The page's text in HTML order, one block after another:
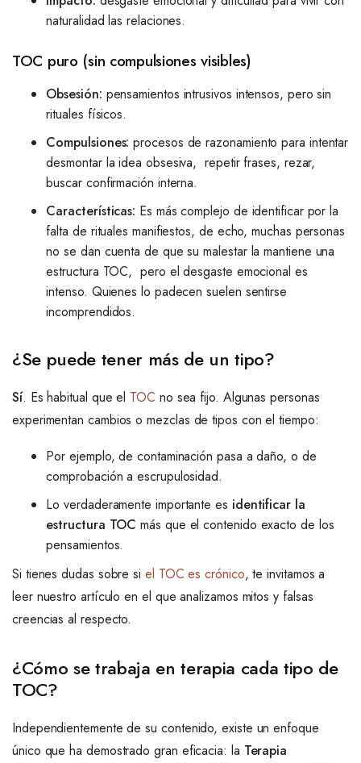
naturalidad las relaciones.
TOC puro (sin compulsiones visibles)
Obsesión: pensamientos intrusivos intensos, pero sin
rituales físicos.
Compulsiones: procesos de razonamiento para intentar
desmontar la idea obsesiva, repetir frases, rezar,
buscar confirmación interna.
Características: Es más complejo de identificar por la
falta de rituales manifiestos, de echo, muchas personas
no se dan cuenta de que su malestar la mantiene una
estructura TOC, pero el desgaste emocional es
intenso. Quienes lo padecen suelen sentirse
incomprendidos.
¿Se puede tener más de un tipo?
Sí. Es habitual que el TOC no sea fijo. Algunas personas
experimentan cambios o mezclas de tipos con el tiempo:
Por ejemplo, de contaminación pasa a daño, o de
comprobación a escrupulosidad.
Lo verdaderamente importante es identificar la
estructura TOC más que el contenido exacto de los
pensamientos.
Si tienes dudas sobre si el TOC es crónico, te invitamos a
leer nuestro artículo en el que analizamos mitos y falsas
creencias al respecto.
¿Cómo se trabaja en terapia cada tipo de
TOC?
Independientemente de su contenido, existe un enfoque
único que ha demostrado gran eficacia: la Terapia